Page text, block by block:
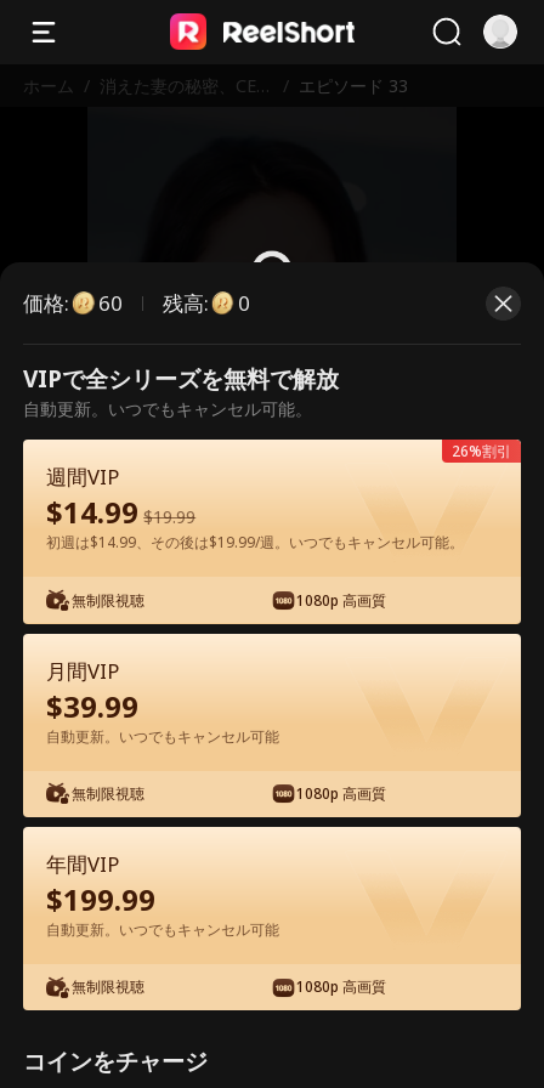
ホーム / 消えた妻の秘密、CEO
/ エピソード 33
こちらは有料のエピソードです。視
聴いただくには解放が必要です。
アプリ内で無料視聴可能
エピソード33 - 消えた妻の秘密、CEOと
三つ子の再会 映画フル
1-50 51-90
33 36
価格: 60 残高: 0
VIPで全シリーズを無料で解放
自動更新。いつでもキャンセル可能。
週間VIP
$14.99 $19.99
初週は$14.99、その後は$19.99/週。いつでもキャンセル可能。
無制限視聴 1080p 高画質
26%割引
月間VIP
$39.99
自動更新。いつでもキャンセル可能
無制限視聴 1080p 高画質
年間VIP
$199.99
自動更新。いつでもキャンセル可能
無制限視聴 1080p 高画質
コインをチャージ